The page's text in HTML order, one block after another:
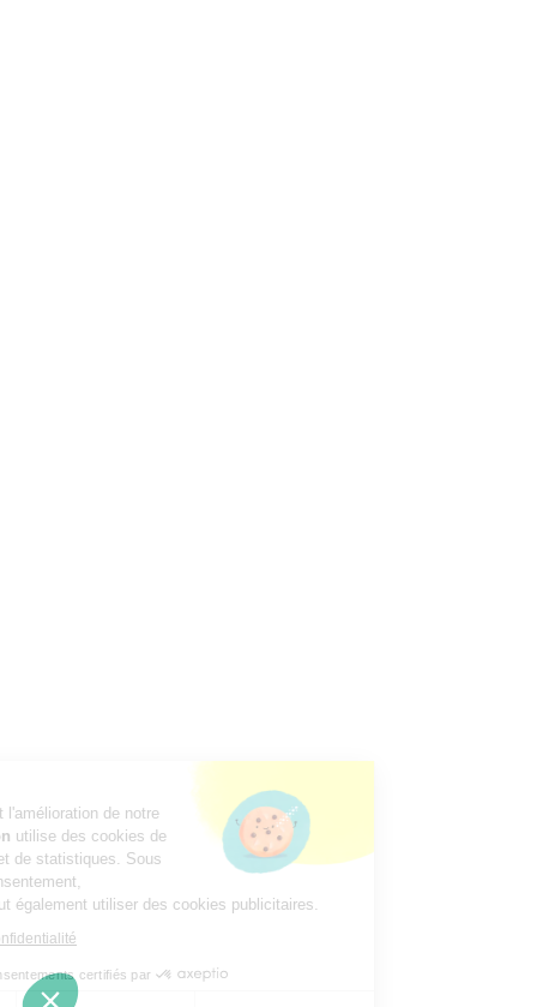
Pour votre confort et l'amélioration de notre
site, Webconversion
utilise des cookies de
mesure d’audience et de statistiques. Sous
réserve de votre consentement,
Webconversion peut également utiliser des cookies publicitaires.
Lire la politique de confidentialité
Consentements certifiés par